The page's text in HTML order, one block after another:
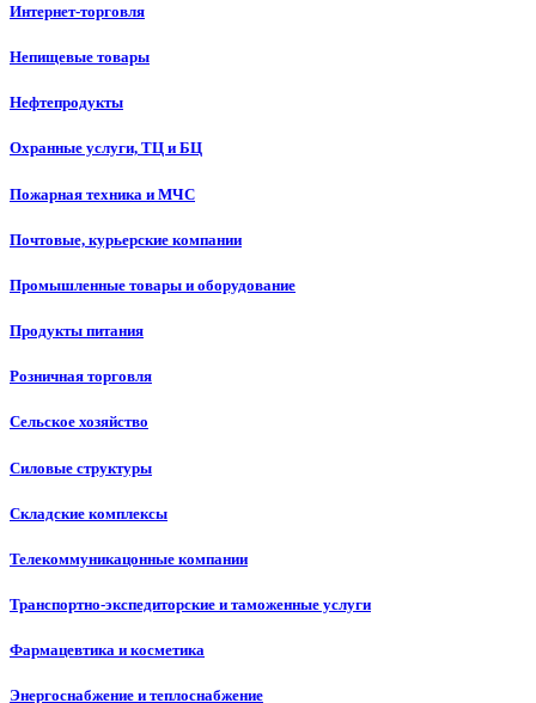
Интернет-торговля
Непищевые товары
Нефтепродукты
Охранные услуги, ТЦ и БЦ
Пожарная техника и МЧС
Почтовые, курьерские компании
Промышленные товары и оборудование
Продукты питания
Розничная торговля
Сельское хозяйство
Силовые структуры
Складские комплексы
Телекоммуникацонные компании
Транспортно-экспедиторские и таможенные услуги
Фармацевтика и косметика
Энергоснабжение и теплоснабжение